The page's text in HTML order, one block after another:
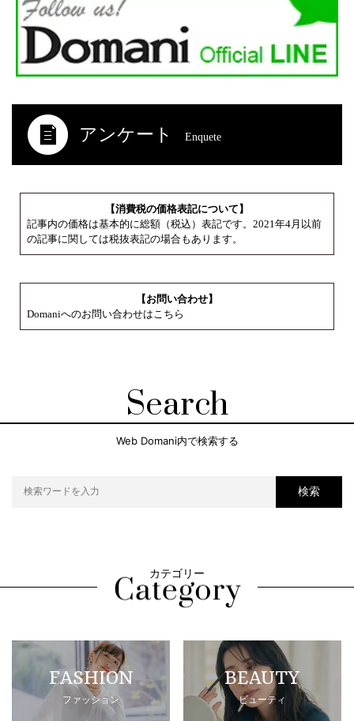
アンケート Enquete
【消費税の価格表記について】
記事内の価格は基本的に総額（税込）表記です。2021年4月以前
の記事に関しては税抜表記の場合もあります。
【お問い合わせ】
Domaniへのお問い合わせはこちら
Search
Web Domani内で検索する
検索
カテゴリー
FASHION
ファッション
BEAUTY
ビューティ